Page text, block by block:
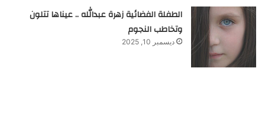
الطفلة الفضائية زهرة عبدالله .. عيناها تتلون
وتخاطب النجوم
ديسمبر 10, 2025